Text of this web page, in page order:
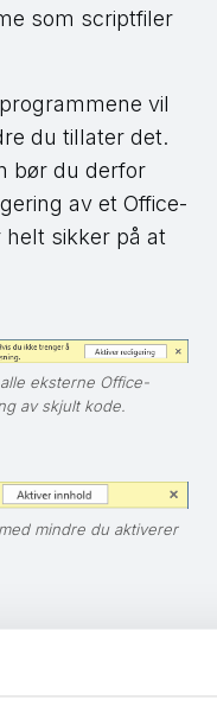
som scriptfiler
vil
du tillater det.
bør du derfor
av et Office-
sikker på at
eksterne Office-
av skjult kode.
mindre du aktiverer
ofte vil